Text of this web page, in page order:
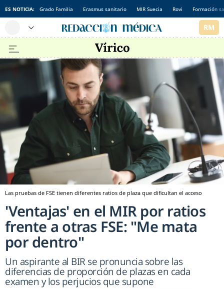
ES NOTICIA: Grado Familia Erasmus sanitario MIR Suecia Rovi Formación
Las pruebas de FSE tienen diferentes ratios de plaza que dificultan el acceso
'Ventajas' en el MIR por ratios
frente a otras FSE: "Me mata
por dentro"
Un aspirante al BIR se pronuncia sobre las
diferencias de proporción de plazas en cada
examen y los perjucios que supone